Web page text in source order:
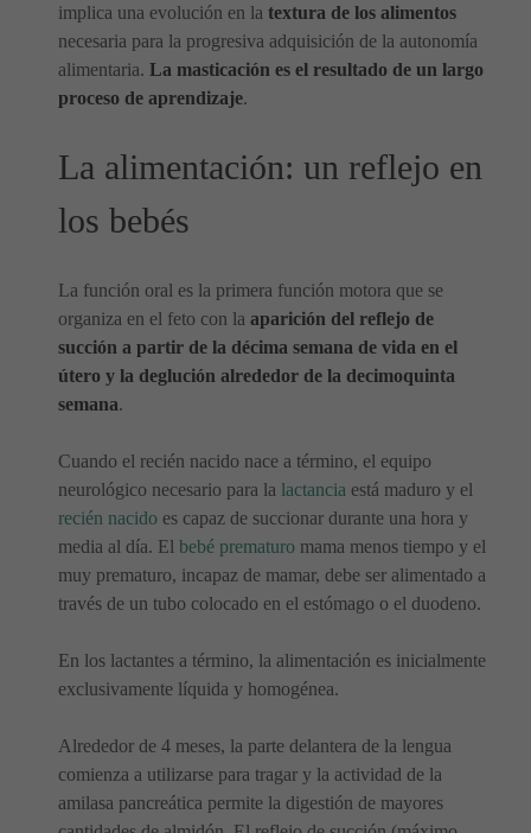
implica una evolución en la textura de los alimentos
necesaria para la progresiva adquisición de la autonomía
alimentaria. La masticación es el resultado de un largo
proceso de aprendizaje.
La alimentación: un reflejo en
los bebés
La función oral es la primera función motora que se
organiza en el feto con la aparición del reflejo de
succión a partir de la décima semana de vida en el
útero y la deglución alrededor de la decimoquinta
semana.
Cuando el recién nacido nace a término, el equipo
neurológico necesario para la lactancia está maduro y el
recién nacido es capaz de succionar durante una hora y
media al día. El bebé prematuro mama menos tiempo y el
muy prematuro, incapaz de mamar, debe ser alimentado a
través de un tubo colocado en el estómago o el duodeno.
En los lactantes a término, la alimentación es inicialmente
exclusivamente líquida y homogénea.
Alrededor de 4 meses, la parte delantera de la lengua
comienza a utilizarse para tragar y la actividad de la
amilasa pancreática permite la digestión de mayores